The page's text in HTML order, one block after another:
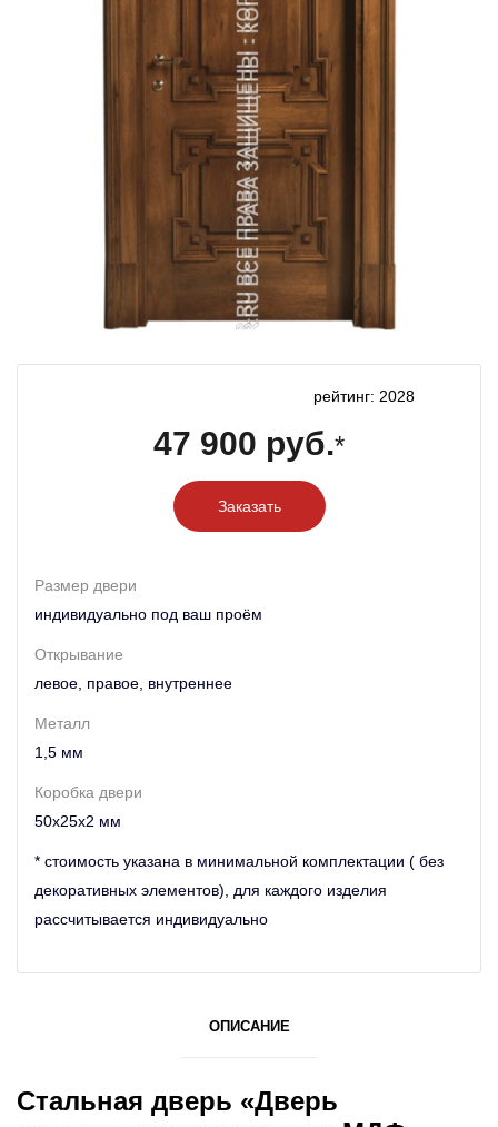
рейтинг: 2028
47 900 руб.*
Заказать
Размер двери
индивидуально под ваш проём
Открывание
левое, правое, внутреннее
Металл
1,5 мм
Коробка двери
50х25х2 мм
* стоимость указана в минимальной комплектации ( без
декоративных элементов), для каждого изделия
рассчитывается индивидуально
ОПИСАНИЕ
Стальная дверь «Дверь